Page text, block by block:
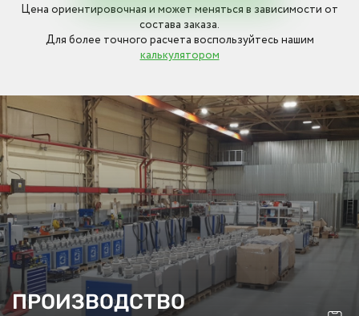
Цена ориентировочная и может меняться в зависимости от
состава заказа.
Для более точного расчета воспользуйтесь нашим
калькулятором
ПРОИЗВОДСТВО